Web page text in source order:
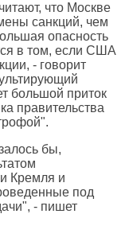
что Москве
санкций, чем
опасность
в том, если США
- говорит
большой приток
правительства
бы,
Кремля и
под
- пишет